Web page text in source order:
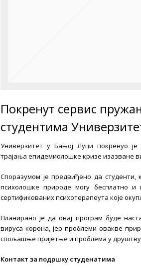
Покренут сервис
студентима
Универзитет у Бањој Луци покренуо
трајања епидемиолошке кризе изазване
Споразумом је предвиђено да студенти,
психолошке природе могу бесплатно
сертификованих психотерапеута које
Планирано је да овај програм буде
вируса корона, јер проблеми овакве
спољашње пријетње и проблема у
Контакт за подршку студенатима